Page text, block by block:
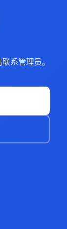
系管理员。